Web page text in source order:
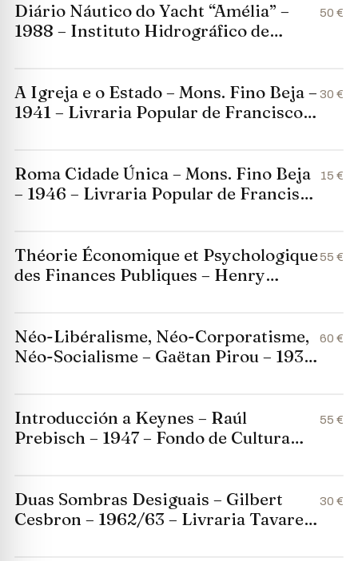
Diário Náutico do Yacht “Amélia” –
1988 – Instituto Hidrográfico de
50 €
A Igreja e o Estado – Mons. Fino Beja –
1941 – Livraria Popular de Francisco
30 €
Roma Cidade Única – Mons. Fino Beja
– 1946 – Livraria Popular de Francisco
15 €
Théorie Économique et Psychologique
des Finances Publiques – Henry
55 €
Néo-Libéralisme, Néo-Corporatisme,
Néo-Socialisme – Gaëtan Pirou – 1939
60 €
Introducción a Keynes – Raúl
Prebisch – 1947 – Fondo de Cultura
55 €
Duas Sombras Desiguais – Gilbert
Cesbron – 1962/63 – Livraria Tavares
30 €